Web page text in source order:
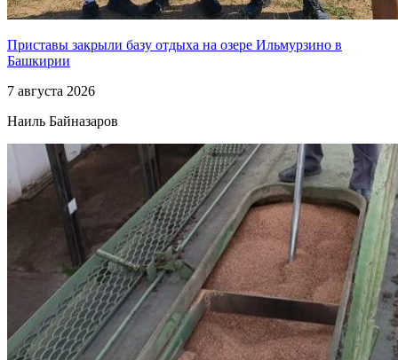
Приставы закрыли базу отдыха на озере Ильмурзино в
Башкирии
7 августа 2026
Наиль Байназаров